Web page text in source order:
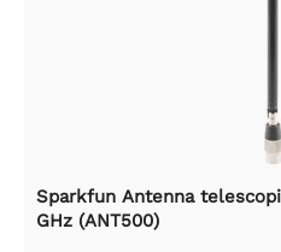
Sparkfun Antenna
GHz (ANT500)